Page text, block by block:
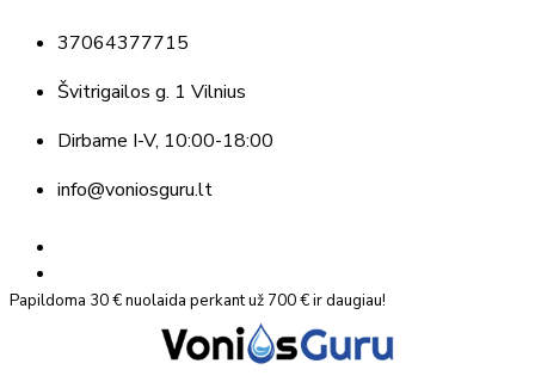
37064377715
Švitrigailos g. 1 Vilnius
Dirbame I-V, 10:00-18:00
info@voniosguru.lt
Papildoma 30 € nuolaida perkant už 700 € ir daugiau!